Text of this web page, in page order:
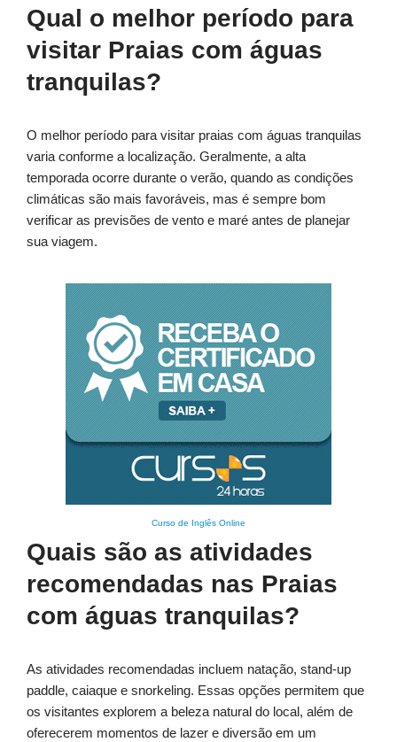
Qual o melhor período para
visitar Praias com águas
tranquilas?
O melhor período para visitar praias com águas tranquilas
varia conforme a localização. Geralmente, a alta
temporada ocorre durante o verão, quando as condições
climáticas são mais favoráveis, mas é sempre bom
verificar as previsões de vento e maré antes de planejar
sua viagem.
Curso de Inglês Online
Quais são as atividades
recomendadas nas Praias
com águas tranquilas?
As atividades recomendadas incluem natação, stand-up
paddle, caiaque e snorkeling. Essas opções permitem que
os visitantes explorem a beleza natural do local, além de
oferecerem momentos de lazer e diversão em um